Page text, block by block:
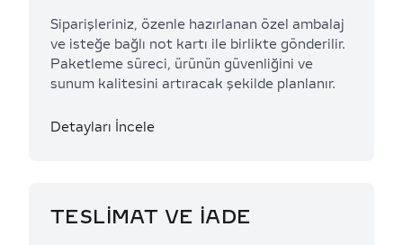
Siparişleriniz, özenle hazırlanan özel ambalaj
ve isteğe bağlı not kartı ile birlikte gönderilir.
Paketleme süreci, ürünün güvenliğini ve
sunum kalitesini artıracak şekilde planlanır.
Detayları İncele
TESLİMAT VE İADE